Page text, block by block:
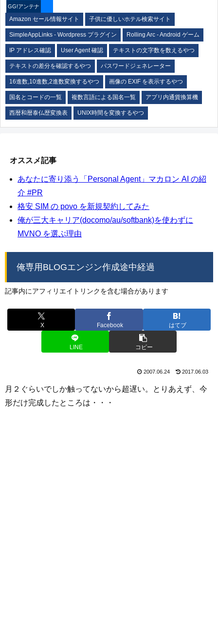
GG!アンテナ
Amazon セール情報サイト 子供に優しいホテル検索サイト
SimpleAppLinks - Wordpress プラグイン Rolling Arc - Android ゲーム
IP アドレス確認 User Agent 確認 テキストの文字数を数えるやつ
テキストの差分を確認するやつ パスワードジェネレーター
16進数,10進数,2進数変換するやつ 画像の EXIF を表示するやつ
国名とコードの一覧 複数言語による国名一覧 アプリ内通貨換算機
西暦和暦泰仏歴変換表 UNIX時間を変換するやつ
オススメ記事
あなたに寄り添う「Personal Agent」マカロン AI の紹
介 #PR
格安 SIM の povo を新規契約してみた
俺が三大キャリア(docomo/au/softbank)を使わずに
MVNO を選ぶ理由
俺専用BLOGエンジン作成途中経過
記事内にアフィリエイトリンクを含む場合があります
X Facebook はてブ
LINE コピー
2007.06.24 2017.06.03
月２ぐらいでしか触ってないから超遅い。とりあえず、今
形だけ完成したところは・・・